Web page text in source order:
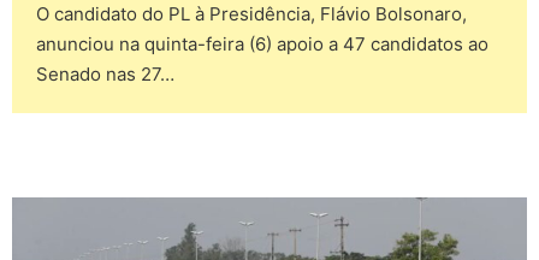
O candidato do PL à Presidência, Flávio Bolsonaro,
anunciou na quinta-feira (6) apoio a 47 candidatos ao
Senado nas 27…